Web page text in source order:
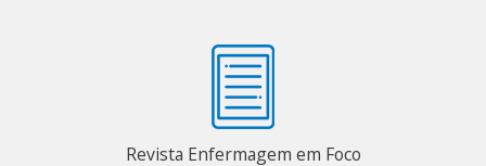
Revista Enfermagem em Foco